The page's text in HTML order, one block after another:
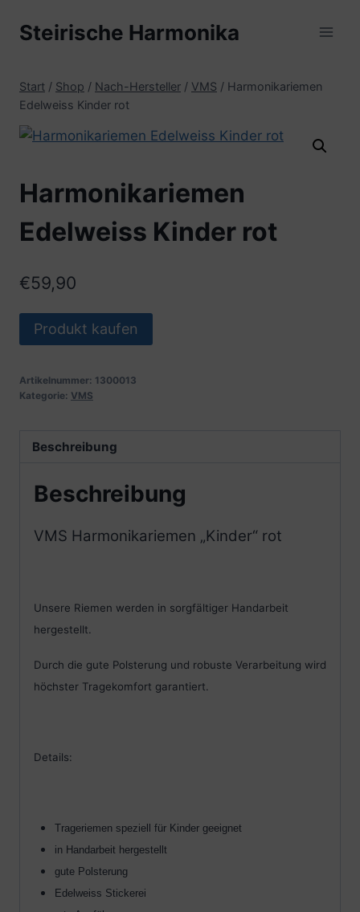
InhaltSteirische Harmonika
Start / Shop / Nach-Hersteller / VMS / Harmonikariemen
Edelweiss Kinder rot
Harmonikariemen
Edelweiss Kinder rot
€59,90
Produkt kaufen
Artikelnummer: 1300013
Kategorie: VMS
Beschreibung
Beschreibung
VMS Harmonikariemen „Kinder“ rot
Unsere Riemen werden in sorgfältiger Handarbeit
hergestellt.
Durch die gute Polsterung und robuste Verarbeitung wird
höchster Tragekomfort garantiert.
Details:
Trageriemen speziell für Kinder geeignet
in Handarbeit hergestellt
gute Polsterung
Edelweiss Stickerei